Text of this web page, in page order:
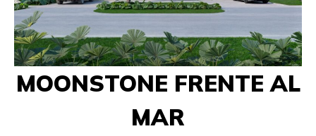
MOONSTONE FRENTE AL
MAR